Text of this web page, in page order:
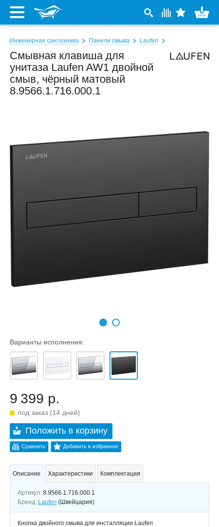
Инженерная сантехника Панели смыва Laufen
Смывная клавиша для
унитаза Laufen AW1 двойной
смыв, чёрный матовый
8.9566.1.716.000.1
Варианты исполнения:
9 399 р.
под заказ (14 дней)
Положить в корзину
Сравнить Добавить в избранное
Описание Характеристики Комплектация
Артикул: 8.9566.1.716.000.1
Бренд: Laufen (Швейцария)
Кнопка двойного смыва для инсталляции Laufen